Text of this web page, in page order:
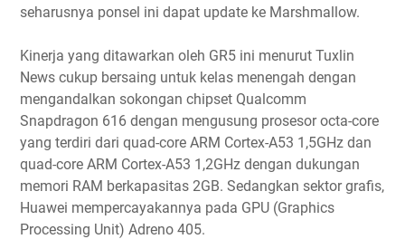
seharusnya ponsel ini dapat update ke Marshmallow.
Kinerja yang ditawarkan oleh GR5 ini menurut Tuxlin
News cukup bersaing untuk kelas menengah dengan
mengandalkan sokongan chipset Qualcomm
Snapdragon 616 dengan mengusung prosesor octa-core
yang terdiri dari quad-core ARM Cortex-A53 1,5GHz dan
quad-core ARM Cortex-A53 1,2GHz dengan dukungan
memori RAM berkapasitas 2GB. Sedangkan sektor grafis,
Huawei mempercayakannya pada GPU (Graphics
Processing Unit) Adreno 405.